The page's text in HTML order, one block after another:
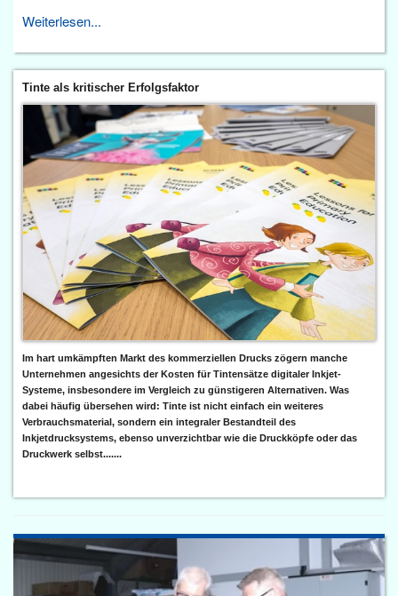
Weiterlesen...
Tinte als kritischer Erfolgsfaktor
Im hart umkämpften Markt des kommerziellen Drucks zögern manche
Unternehmen angesichts der Kosten für Tintensätze digitaler Inkjet-
Systeme, insbesondere im Vergleich zu günstigeren Alternativen. Was
dabei häufig übersehen wird: Tinte ist nicht einfach ein weiteres
Verbrauchsmaterial, sondern ein integraler Bestandteil des
Inkjetdrucksystems, ebenso unverzichtbar wie die Druckköpfe oder das
Druckwerk selbst.......